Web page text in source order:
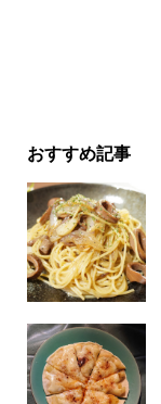
おすすめ記事